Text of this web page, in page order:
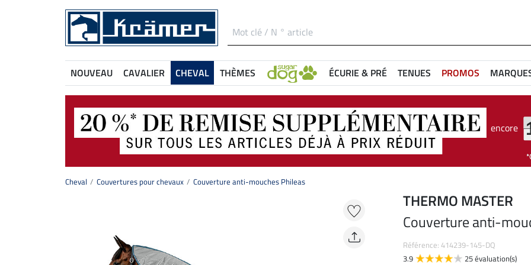
NOUVEAU CAVALIER CHEVAL THÈMES ÉCURIE & PRÉ TENUES PROMOS
encore
Cheval Couvertures pour chevaux Couverture anti-mouches Phileas
THERMO MASTER
Couverture anti-
Référence: 414239-145-DQ
3.9
25 évaluation(s)